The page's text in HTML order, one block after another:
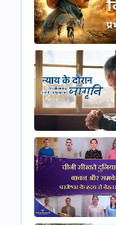
14:05
7:56